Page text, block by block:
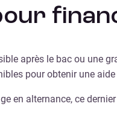
après le bac ou une
pour obtenir une aide
en alternance, ce